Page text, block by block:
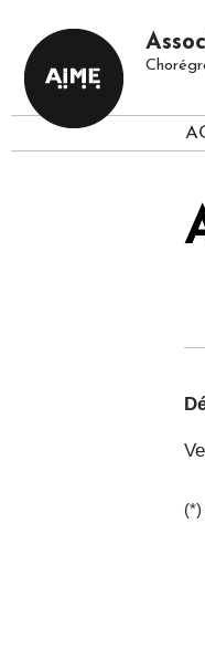
(*)